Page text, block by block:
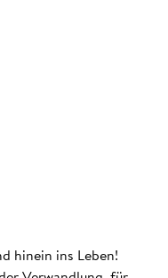
hinein ins Leben!